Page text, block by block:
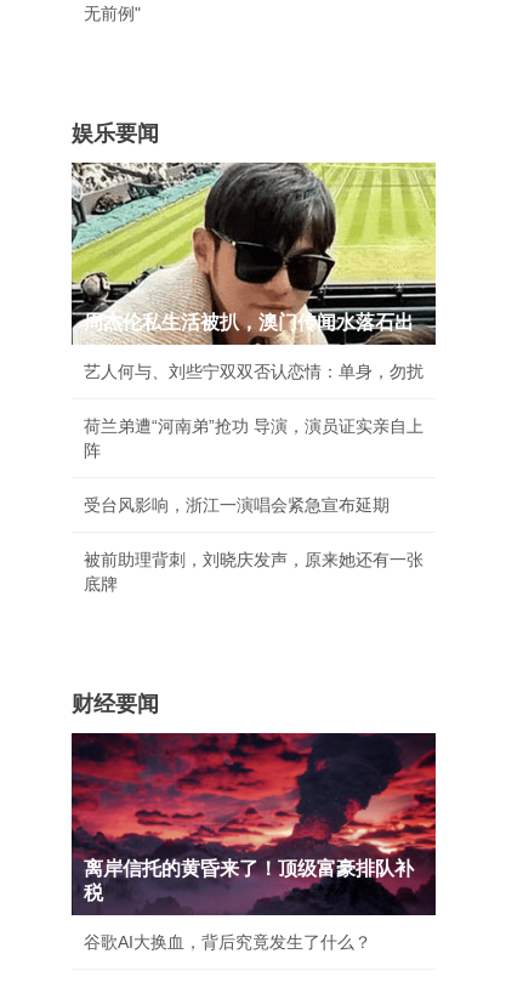
无前例"
娱乐要闻
周杰伦私生活被扒，澳门传闻水落石出
艺人何与、刘些宁双双否认恋情：单身，勿扰
荷兰弟遭“河南弟”抢功 导演，演员证实亲自上
阵
受台风影响，浙江一演唱会紧急宣布延期
被前助理背刺，刘晓庆发声，原来她还有一张
底牌
财经要闻
离岸信托的黄昏来了！顶级富豪排队补
税
谷歌AI大换血，背后究竟发生了什么？